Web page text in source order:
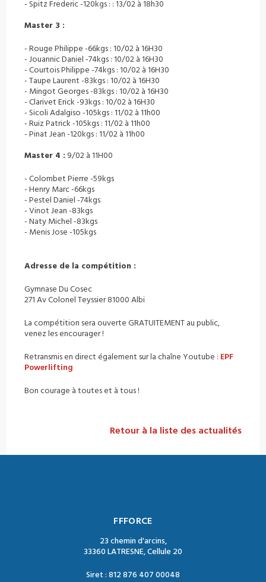
- Spitz Frederic -120kgs : : 13/02 à 18h30
Master 3 :
- Rouge Philippe -66kgs : 10/02 à 16H30
- Jouannic Daniel -74kgs : 10/02 à 16H30
- Courtois Philippe -74kgs : 10/02 à 16H30
- Taupe Laurent -83kgs : 10/02 à 16H30
- Mingot Georges -83kgs : 10/02 à 16H30
- Clarivet Erick -93kgs : 10/02 à 16H30
- Sicoli Adalgiso -105kgs : 11/02 à 11h00
- Ruiz Patrick -105kgs : 11/02 à 11h00
- Pinat Jean -120kgs : 11/02 à 11h00
Master 4 : 9/02 à 11H00
- Colombet Pierre -59kgs
- Henry Marc -66kgs
- Pestel Daniel -74kgs
- Vinot Jean -83kgs
- Naty Michel -83kgs
- Menis Jose -105kgs
Adresse de la compétition :
Gymnase Du Cosec
271 Av Colonel Teyssier 81000 Albi
La compétition sera ouverte GRATUITEMENT au public,
venez les encourager !
Retransmis en direct également sur la chaîne Youtube : EPF
Powerlifting
Bon courage à toutes et à tous !
Retour à la liste des actualités
FFFORCE
23 chemin d'arcins,
33360 LATRESNE, Cellule 20
Siret : 812 876 407 00048